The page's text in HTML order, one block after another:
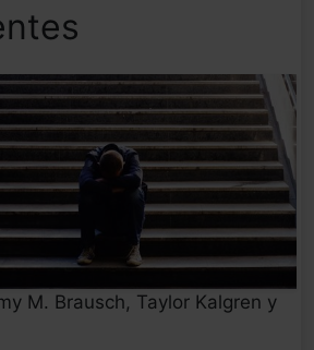
M. Brausch, Taylor Kalgren y